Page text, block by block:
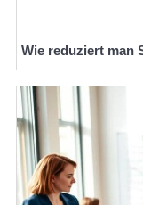
Wie reduziert man